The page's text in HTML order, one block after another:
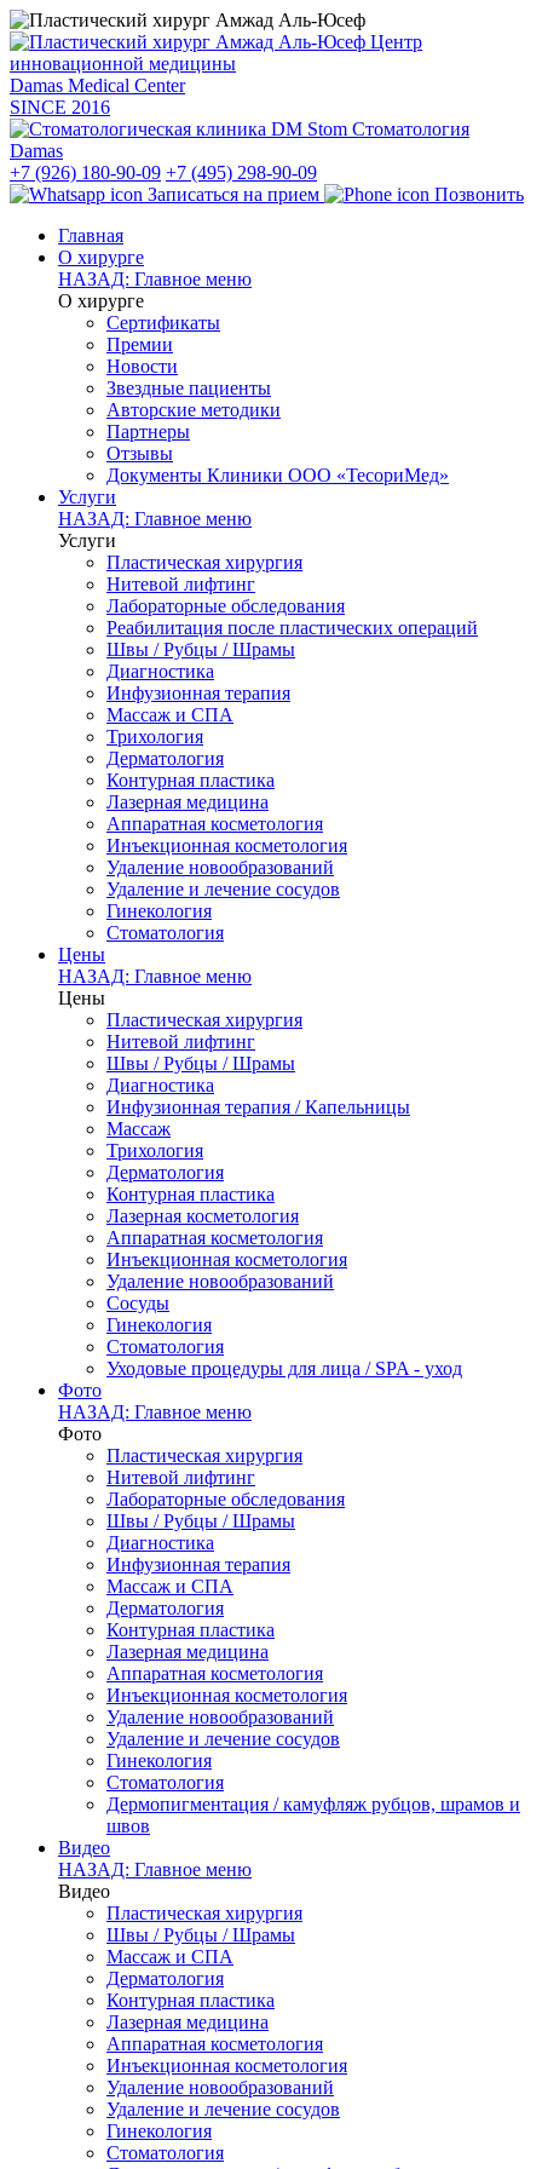
Центр
инновационной медицины
Damas Medical Center
SINCE 2016
Стоматология
Damas
+7 (926) 180-90-09 +7 (495) 298-90-09
Записаться на прием
Позвонить
Главная
О хирурге
НАЗАД: Главное меню
О хирурге
Сертификаты
Премии
Новости
Звездные пациенты
Авторские методики
Партнеры
Отзывы
Документы Клиники ООО «ТесориМед»
Услуги
НАЗАД: Главное меню
Услуги
Пластическая хирургия
Нитевой лифтинг
Лабораторные обследования
Реабилитация после пластических операций
Швы / Рубцы / Шрамы
Диагностика
Инфузионная терапия
Массаж и СПА
Трихология
Дерматология
Контурная пластика
Лазерная медицина
Аппаратная косметология
Инъекционная косметология
Удаление новообразований
Удаление и лечение сосудов
Гинекология
Стоматология
Цены
НАЗАД: Главное меню
Цены
Пластическая хирургия
Нитевой лифтинг
Швы / Рубцы / Шрамы
Диагностика
Инфузионная терапия / Капельницы
Массаж
Трихология
Дерматология
Контурная пластика
Лазерная косметология
Аппаратная косметология
Инъекционная косметология
Удаление новообразований
Сосуды
Гинекология
Стоматология
Уходовые процедуры для лица / SPA - уход
Фото
НАЗАД: Главное меню
Фото
Пластическая хирургия
Нитевой лифтинг
Лабораторные обследования
Швы / Рубцы / Шрамы
Диагностика
Инфузионная терапия
Массаж и СПА
Дерматология
Контурная пластика
Лазерная медицина
Аппаратная косметология
Инъекционная косметология
Удаление новообразований
Удаление и лечение сосудов
Гинекология
Стоматология
Дермопигментация / камуфляж рубцов, шрамов и
швов
Видео
НАЗАД: Главное меню
Видео
Пластическая хирургия
Швы / Рубцы / Шрамы
Массаж и СПА
Дерматология
Контурная пластика
Лазерная медицина
Аппаратная косметология
Инъекционная косметология
Удаление новообразований
Удаление и лечение сосудов
Гинекология
Стоматология